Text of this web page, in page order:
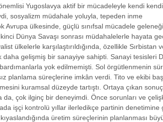
Yugoslavya aktif bir mücadeleyle kendi
sosyalizm müdahale yoluyla, tepeden inme
Avrupa ülkesinde, güçlü sınıfsal mücadele geleneği
Dünya Savaşı sonrası müdahalelerle hayata
ülkelerle karşılaştırıldığında, özellikle Sırbistan
daha gelişmiş bir sanayiye sahipti. Sanayi tesisleri
yok edilmemişti. Sol örgütlenmenin
planlama süreçlerine imkân verdi. Tito ve ekibi
kuramsal düzeyde tartıştı. Ortaya çıkan
da, çok ilginç bir deneyimdi. Önce sorunları ve
işçi kontrolü yıllar ilerledikçe partinin denetimine
üretim süreçlerinin planlanması